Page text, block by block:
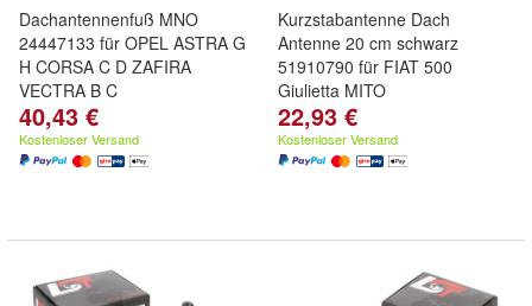
Dachantennenfuß MNO
24447133 für OPEL ASTRA G
H CORSA C D ZAFIRA
VECTRA B C
40,43 €
Kostenloser Versand
Kurzstabantenne Dach
Antenne 20 cm schwarz
51910790 für FIAT 500
Giulietta MITO
22,93 €
Kostenloser Versand